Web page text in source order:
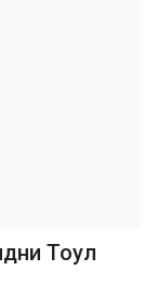
Тоул